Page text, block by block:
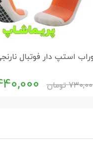
استپ دار فوتبال
تومان